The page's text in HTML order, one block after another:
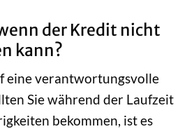
der Kredit nicht
kann?
eine verantwortungsvolle
Sie während der Laufzeit
bekommen, ist es